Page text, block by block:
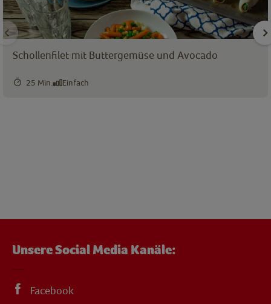
Schollenfilet mit Buttergemüse und Avocado
25 Min. Einfach
Unsere Social Media Kanäle:
Facebook